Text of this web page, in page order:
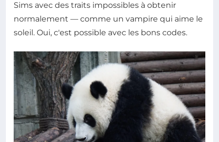
Sims avec des traits impossibles à obtenir
normalement — comme un vampire qui aime le
soleil. Oui, c'est possible avec les bons codes.